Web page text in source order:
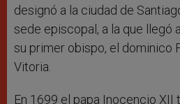
designó a la ciudad de
sede episcopal, a la que llegó
su primer obispo, el dominico
Vitoria.
En 1699 el papa Inocencio XII